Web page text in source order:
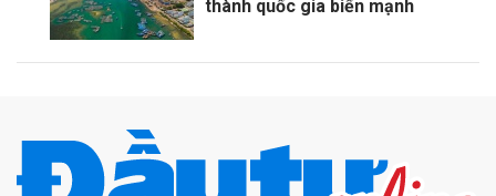
thành quốc gia biển mạnh